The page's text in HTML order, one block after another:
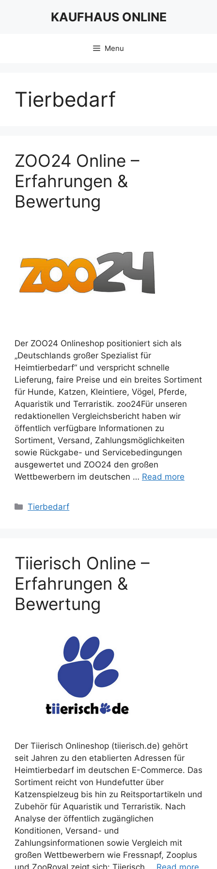
KAUFHAUS ONLINE
Menu
Tierbedarf
ZOO24 Online –
Erfahrungen &
Bewertung
Der ZOO24 Onlineshop positioniert sich als
„Deutschlands großer Spezialist für
Heimtierbedarf“ und verspricht schnelle
Lieferung, faire Preise und ein breites Sortiment
für Hunde, Katzen, Kleintiere, Vögel, Pferde,
Aquaristik und Terraristik. zoo24Für unseren
redaktionellen Vergleichsbericht haben wir
öffentlich verfügbare Informationen zu
Sortiment, Versand, Zahlungsmöglichkeiten
sowie Rückgabe- und Servicebedingungen
ausgewertet und ZOO24 den großen
Wettbewerbern im deutschen … Read more
Categories
Tierbedarf
Tiierisch Online –
Erfahrungen &
Bewertung
Der Tiierisch Onlineshop (tiierisch.de) gehört
seit Jahren zu den etablierten Adressen für
Heimtierbedarf im deutschen E-Commerce. Das
Sortiment reicht von Hundefutter über
Katzenspielzeug bis hin zu Reitsportartikeln und
Zubehör für Aquaristik und Terraristik. Nach
Analyse der öffentlich zugänglichen
Konditionen, Versand- und
Zahlungsinformationen sowie Vergleich mit
großen Wettbewerbern wie Fressnapf, Zooplus
und ZooRoyal zeigt sich: Tiierisch … Read more